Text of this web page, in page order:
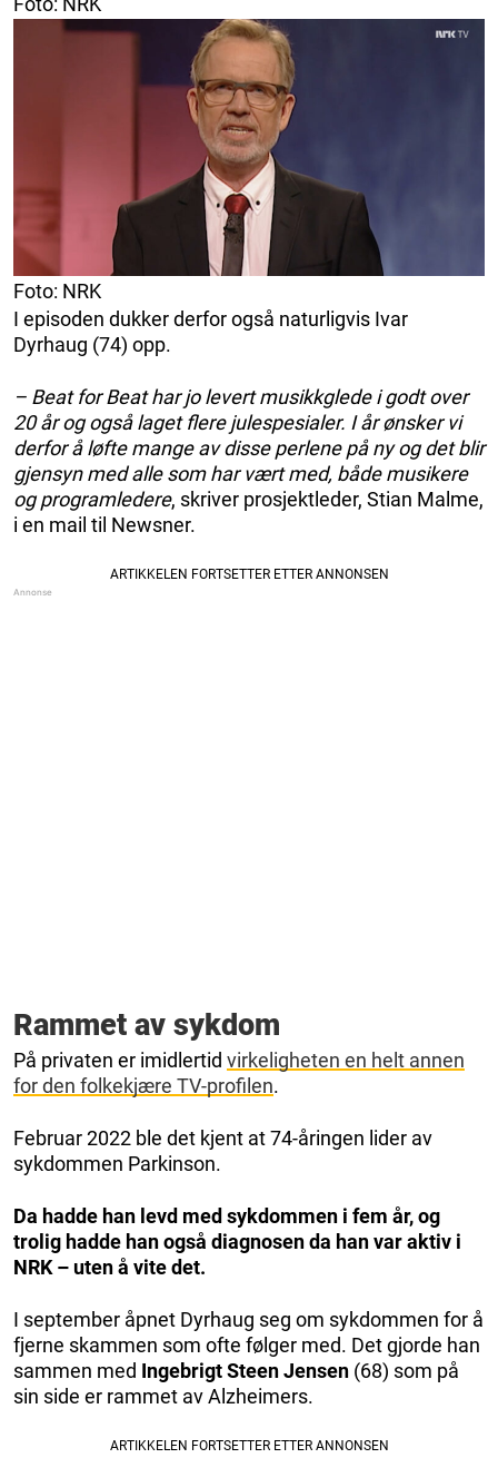
Foto: NRK
I episoden dukker derfor også naturligvis Ivar
Dyrhaug (74) opp.
– Beat for Beat har jo levert musikkglede i godt over
20 år og også laget flere julespesialer. I år ønsker vi
derfor å løfte mange av disse perlene på ny og det blir
gjensyn med alle som har vært med, både musikere
og programledere, skriver prosjektleder, Stian Malme,
i en mail til Newsner.
Rammet av sykdom
På privaten er imidlertid virkeligheten en helt annen
for den folkekjære TV-profilen.
Februar 2022 ble det kjent at 74-åringen lider av
sykdommen Parkinson.
Da hadde han levd med sykdommen i fem år, og
trolig hadde han også diagnosen da han var aktiv i
NRK – uten å vite det.
I september åpnet Dyrhaug seg om sykdommen for å
fjerne skammen som ofte følger med. Det gjorde han
sammen med Ingebrigt Steen Jensen (68) som på
sin side er rammet av Alzheimers.